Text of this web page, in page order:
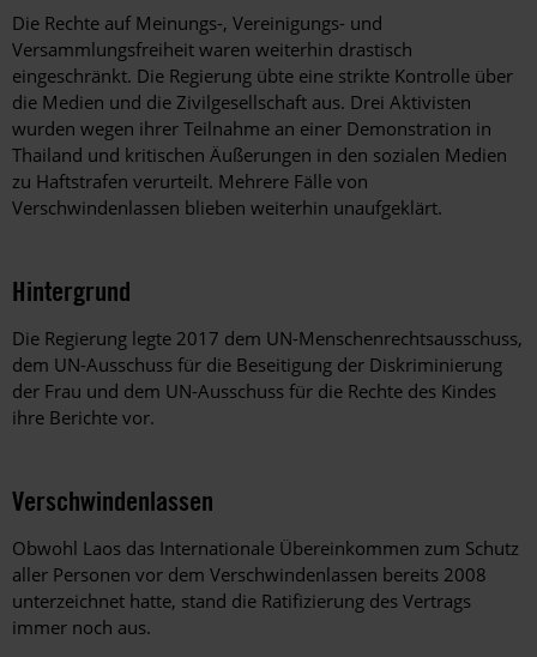
Die Rechte auf Meinungs-, Vereinigungs- und
Versammlungsfreiheit waren weiterhin drastisch
eingeschränkt. Die Regierung übte eine strikte Kontrolle über
die Medien und die Zivilgesellschaft aus. Drei Aktivisten
wurden wegen ihrer Teilnahme an einer Demonstration in
Thailand und kritischen Äußerungen in den sozialen Medien
zu Haftstrafen verurteilt. Mehrere Fälle von
Verschwindenlassen blieben weiterhin unaufgeklärt.
Hintergrund
Die Regierung legte 2017 dem UN-Menschenrechtsausschuss,
dem UN-Ausschuss für die Beseitigung der Diskriminierung
der Frau und dem UN-Ausschuss für die Rechte des Kindes
ihre Berichte vor.
Verschwindenlassen
Obwohl Laos das Internationale Übereinkommen zum Schutz
aller Personen vor dem Verschwindenlassen bereits 2008
unterzeichnet hatte, stand die Ratifizierung des Vertrags
immer noch aus.